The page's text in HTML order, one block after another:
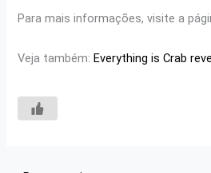
Para mais informações, visite a
Veja também: Everything is Crab